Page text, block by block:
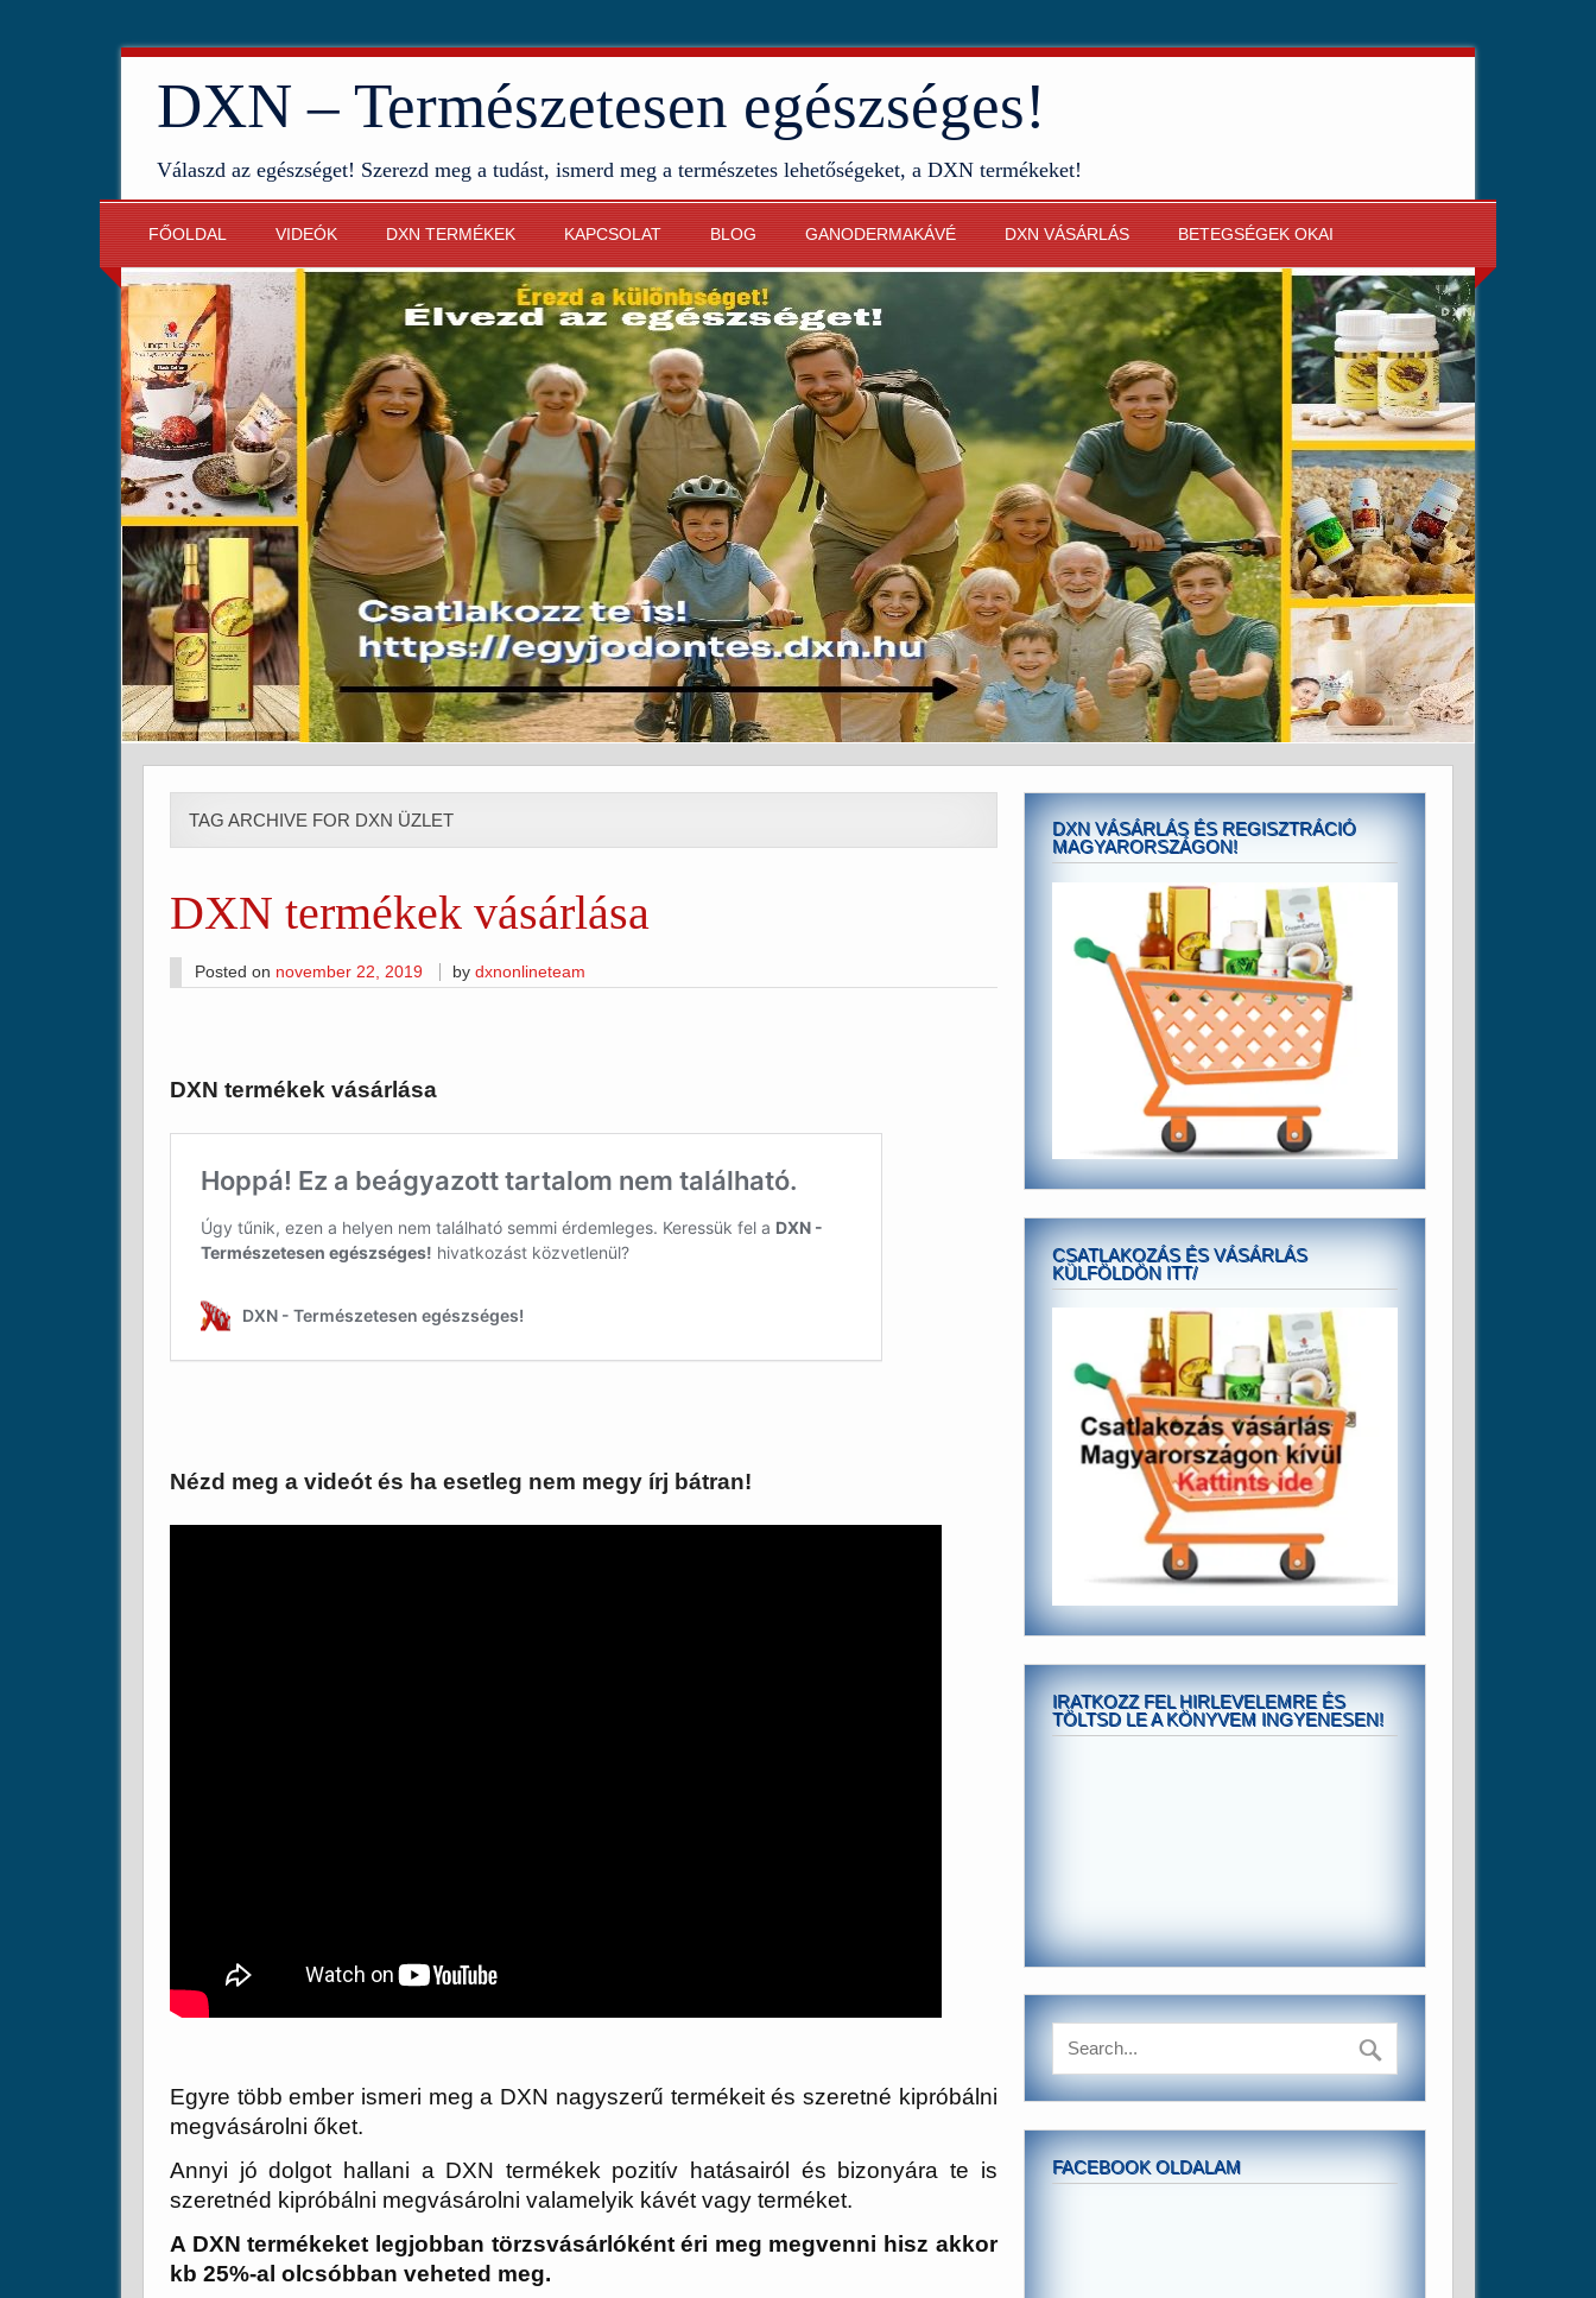
DXN – Természetesen egészséges!
Válaszd az egészséget! Szerezd meg a tudást, ismerd meg a természetes lehetőségeket, a DXN termékeket!
FŐOLDAL VIDEÓK DXN TERMÉKEK KAPCSOLAT BLOG GANODERMAKÁVÉ DXN VÁSÁRLÁS BETEGSÉGEK OKAI
TAG ARCHIVE FOR DXN ÜZLET
DXN termékek vásárlása
Posted on november 22, 2019 bydxnonlineteam
DXN termékek vásárlása
Nézd meg a videót és ha esetleg nem megy írj bátran!
Egyre több ember ismeri meg a DXN nagyszerű termékeit és szeretné kipróbálni
megvásárolni őket.
Annyi jó dolgot hallani a DXN termékek pozitív hatásairól és bizonyára te is
szeretnéd kipróbálni megvásárolni valamelyik kávét vagy terméket.
A DXN termékeket legjobban törzsvásárlóként éri meg megvenni hisz akkor
kb 25%-al olcsóbban veheted meg.
DXN VÁSÁRLÁS ÉS REGISZTRÁCIÓ
MAGYARORSZÁGON!
CSATLAKOZÁS ÉS VÁSÁRLÁS
KÜLFÖLDÖN ITT/
IRATKOZZ FEL HIRLEVELEMRE ÉS
TÖLTSD LE A KÖNYVEM INGYENESEN!
FACEBOOK OLDALAM